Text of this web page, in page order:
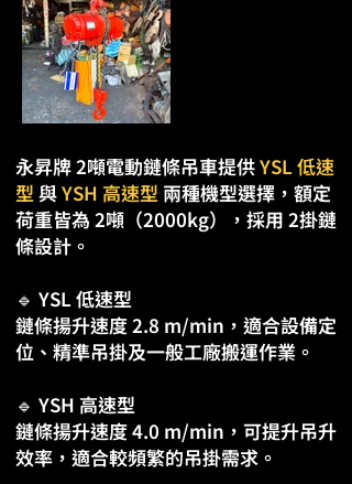
永昇牌 2噸電動鏈條吊車提供YSL 低速
型與YSH 高速型 兩種機型選擇，額定
荷重皆為 2噸（2000kg），採用 2掛鏈
條設計。
🔹 YSL 低速型
鏈條揚升速度 2.8 m/min，適合設備定
位、精準吊掛及一般工廠搬運作業。
🔹 YSH 高速型
鏈條揚升速度 4.0 m/min，可提升吊升
效率，適合較頻繁的吊掛需求。